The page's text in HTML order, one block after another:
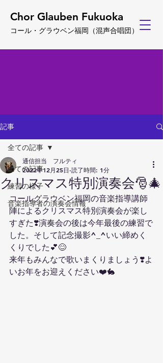
Chor Glauben Fukuoka
コール・グラウベン福岡 （混声合唱団）
記事
全ての記事
練習の様子
音楽指導者の演奏会情報
全ての記事
クリスマス特別演奏会🎅🎄
通信担当 フルティ
2022年12月25日 読了時間: 1分
コールグラウベン福岡の音楽指導講師
陣によるクリスマス特別演奏会が楽し
すぎた❣️演奏会の後は今年最後の練習で
した。そして記念撮影^_^いい締めく
くりでした💕😊
来年もみんなで歌いまくりましょう❣️よ
いお年をお迎えください❤️🐇